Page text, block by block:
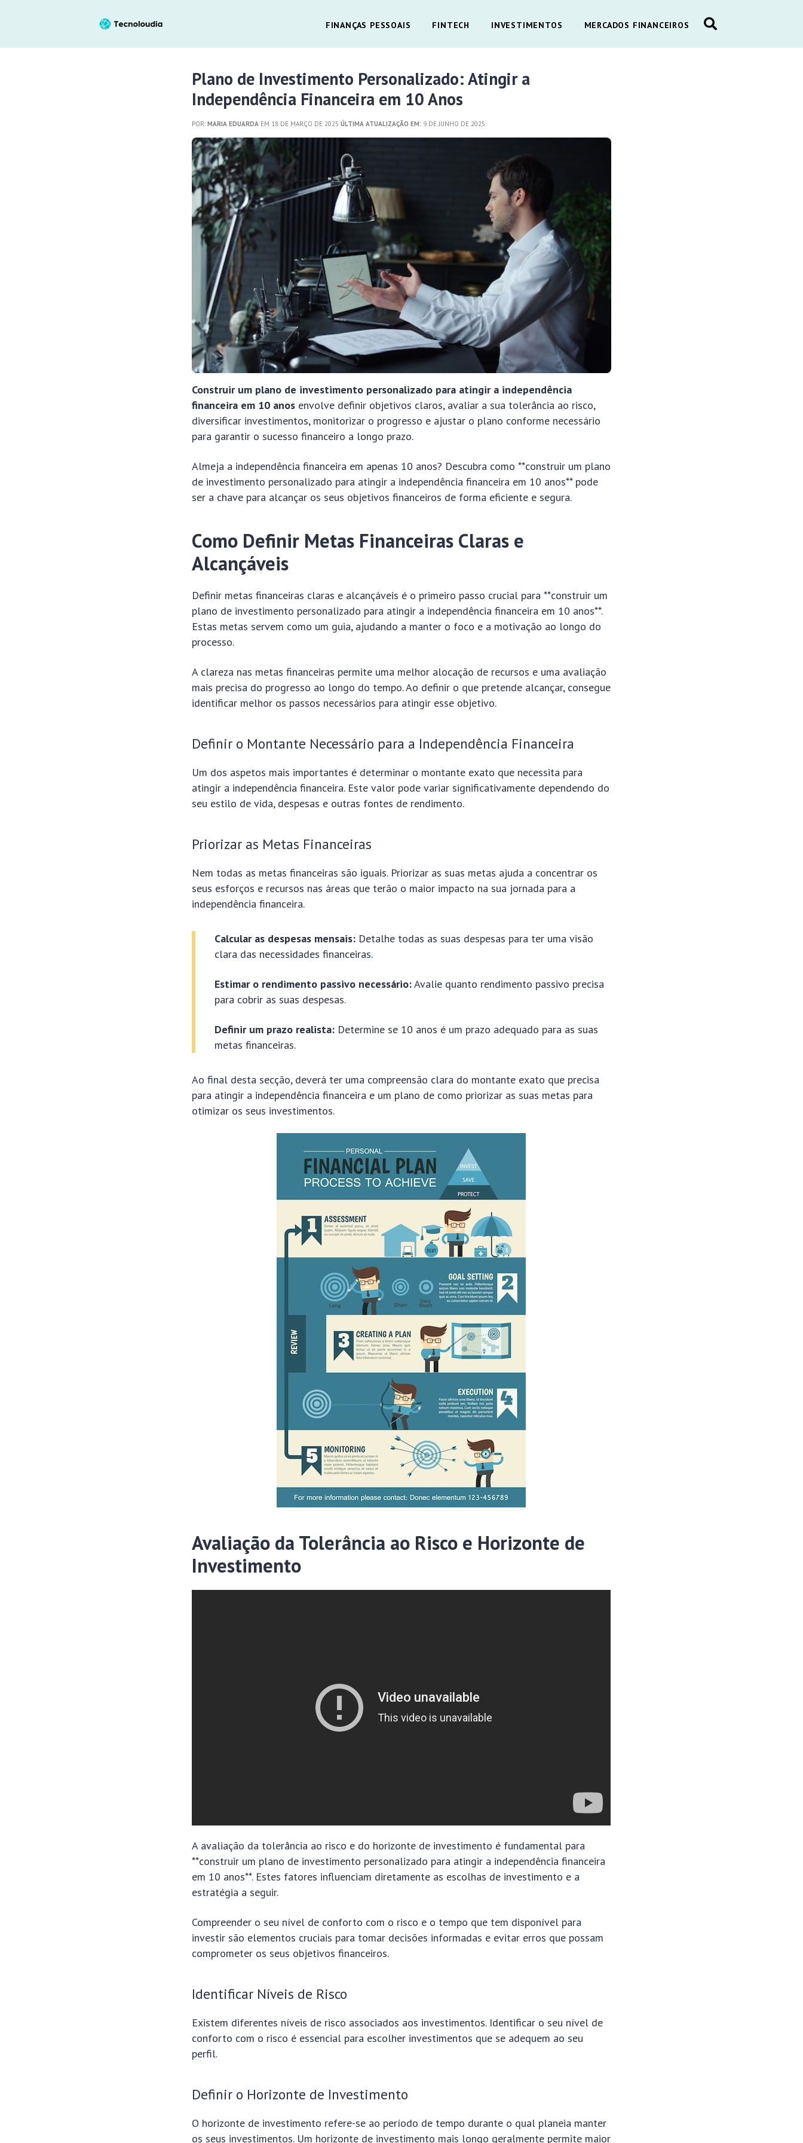
FINANÇAS PESSOAIS FINTECH INVESTIMENTOS MERCADOS FINANCEIROS
Plano de Investimento Personalizado: Atingir a
Independência Financeira em 10 Anos
POR:MARIA EDUARDA EM 18 DE MARÇO DE 2025ÚLTIMA ATUALIZAÇÃO EM: 9 DE JUNHO DE 2025
Construir um plano de investimento personalizado para atingir a independência
financeira em 10 anos envolve definir objetivos claros, avaliar a sua tolerância ao risco,
diversificar investimentos, monitorizar o progresso e ajustar o plano conforme necessário
para garantir o sucesso financeiro a longo prazo.
Almeja a independência financeira em apenas 10 anos? Descubra como **construir um plano
de investimento personalizado para atingir a independência financeira em 10 anos** pode
ser a chave para alcançar os seus objetivos financeiros de forma eficiente e segura.
Como Definir Metas Financeiras Claras e
Alcançáveis
Definir metas financeiras claras e alcançáveis é o primeiro passo crucial para **construir um
plano de investimento personalizado para atingir a independência financeira em 10 anos**.
Estas metas servem como um guia, ajudando a manter o foco e a motivação ao longo do
processo.
A clareza nas metas financeiras permite uma melhor alocação de recursos e uma avaliação
mais precisa do progresso ao longo do tempo. Ao definir o que pretende alcançar, consegue
identificar melhor os passos necessários para atingir esse objetivo.
Definir o Montante Necessário para a Independência Financeira
Um dos aspetos mais importantes é determinar o montante exato que necessita para
atingir a independência financeira. Este valor pode variar significativamente dependendo do
seu estilo de vida, despesas e outras fontes de rendimento.
Priorizar as Metas Financeiras
Nem todas as metas financeiras são iguais. Priorizar as suas metas ajuda a concentrar os
seus esforços e recursos nas áreas que terão o maior impacto na sua jornada para a
independência financeira.
Calcular as despesas mensais: Detalhe todas as suas despesas para ter uma visão
clara das necessidades financeiras.
Estimar o rendimento passivo necessário:Avalie quanto rendimento passivo precisa
para cobrir as suas despesas.
Definir um prazo realista: Determine se 10 anos é um prazo adequado para as suas
metas financeiras.
Ao final desta secção, deverá ter uma compreensão clara do montante exato que precisa
para atingir a independência financeira e um plano de como priorizar as suas metas para
otimizar os seus investimentos.
Avaliação da Tolerância ao Risco e Horizonte de
Investimento
A avaliação da tolerância ao risco e do horizonte de investimento é fundamental para
**construir um plano de investimento personalizado para atingir a independência financeira
em 10 anos**. Estes fatores influenciam diretamente as escolhas de investimento e a
estratégia a seguir.
Compreender o seu nível de conforto com o risco e o tempo que tem disponível para
investir são elementos cruciais para tomar decisões informadas e evitar erros que possam
comprometer os seus objetivos financeiros.
Identificar Níveis de Risco
Existem diferentes níveis de risco associados aos investimentos. Identificar o seu nível de
conforto com o risco é essencial para escolher investimentos que se adequem ao seu
perfil.
Definir o Horizonte de Investimento
O horizonte de investimento refere-se ao período de tempo durante o qual planeia manter
os seus investimentos. Um horizonte de investimento mais longo geralmente permite maior